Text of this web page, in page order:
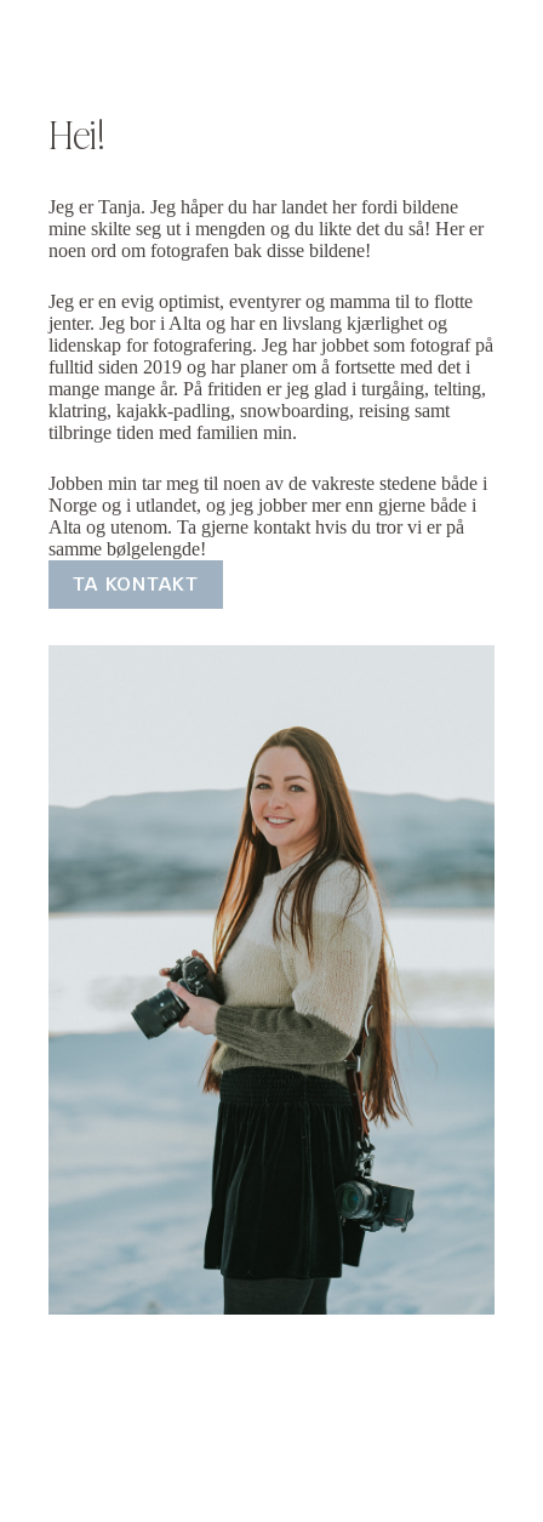
Hei!
Jeg er Tanja. Jeg håper du har landet her fordi bildene
mine skilte seg ut i mengden og du likte det du så! Her er
noen ord om fotografen bak disse bildene!
Jeg er en evig optimist, eventyrer og mamma til to flotte
jenter. Jeg bor i Alta og har en livslang kjærlighet og
lidenskap for fotografering. Jeg har jobbet som fotograf på
fulltid siden 2019 og har planer om å fortsette med det i
mange mange år. På fritiden er jeg glad i turgåing, telting,
klatring, kajakk-padling, snowboarding, reising samt
tilbringe tiden med familien min.
Jobben min tar meg til noen av de vakreste stedene både i
Norge og i utlandet, og jeg jobber mer enn gjerne både i
Alta og utenom. Ta gjerne kontakt hvis du tror vi er på
samme bølgelengde!
TA KONTAKT